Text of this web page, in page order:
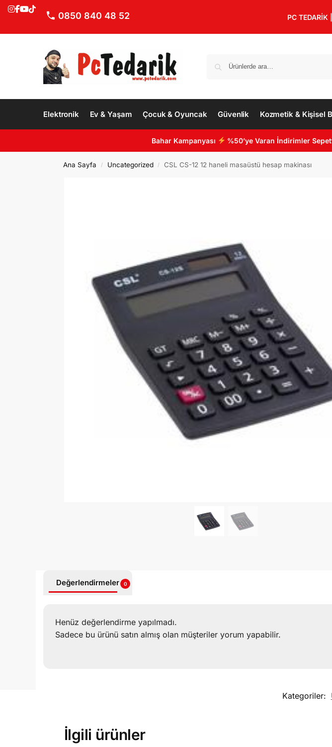
0850 840 48 52 PC TEDARİK
Elektronik Ev & Yaşam Çocuk & Oyuncak Güvenlik Kozmetik & Kişisel
Bahar Kampanyası %50’ye Varan İndirimler
Ana Sayfa / Uncategorized / CSL CS-12 12 haneli masaüstü hesap makinası
Değerlendirmeler 0
Henüz değerlendirme yapılmadı.
Sadece bu ürünü satın almış olan müşteriler yorum yapabilir.
Kategoriler:
İlgili ürünler